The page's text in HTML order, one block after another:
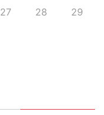
27 28
29